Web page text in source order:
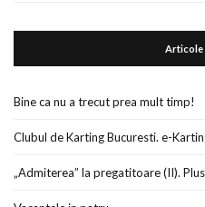
Articole
Bine ca nu a trecut prea mult timp!
Clubul de Karting Bucuresti. e-
„Admiterea” la pregatitoare (II).